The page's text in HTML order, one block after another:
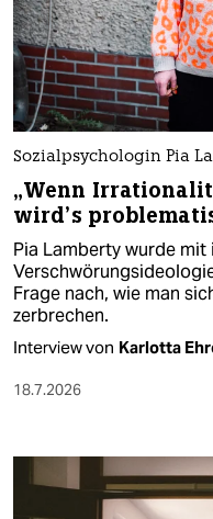
Sozialpsychologin Pia
„Wenn
wird’s
Pia Lamberty wurde mit
Frage nach, wie man
zerbrechen.
Interview von Karlotta
18.7.2026